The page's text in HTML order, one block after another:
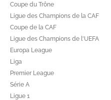
Coupe du Trône
Ligue des Champions de la CAF
Coupe de la CAF
Ligue des Champions de l'UEFA
Europa League
Liga
Premier League
Série A
Ligue 1